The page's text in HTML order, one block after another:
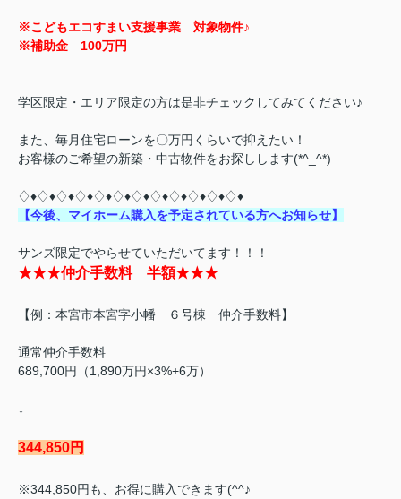
※こどもエコすまい支援事業 対象物件♪
※補助金 100万円
学区限定・エリア限定の方は是非チェックしてみてください♪
また、毎月住宅ローンを〇万円くらいで抑えたい！
お客様のご希望の新築・中古物件をお探しします(*^_^*)
♢♦♢♦♢♦♢♦♢♦♢♦♢♦♢♦♢♦♢♦♢♦♢♦
【今後、マイホーム購入を予定されている方へお知らせ】
サンズ限定でやらせていただいてます！！！
★★★仲介手数料 半額★★★
【例：本宮市本宮字小幡 ６号棟 仲介手数料】
通常仲介手数料
689,700円（1,890万円×3%+6万）
↓
344,850円
※344,850円 も、お得に購入できます(^^♪